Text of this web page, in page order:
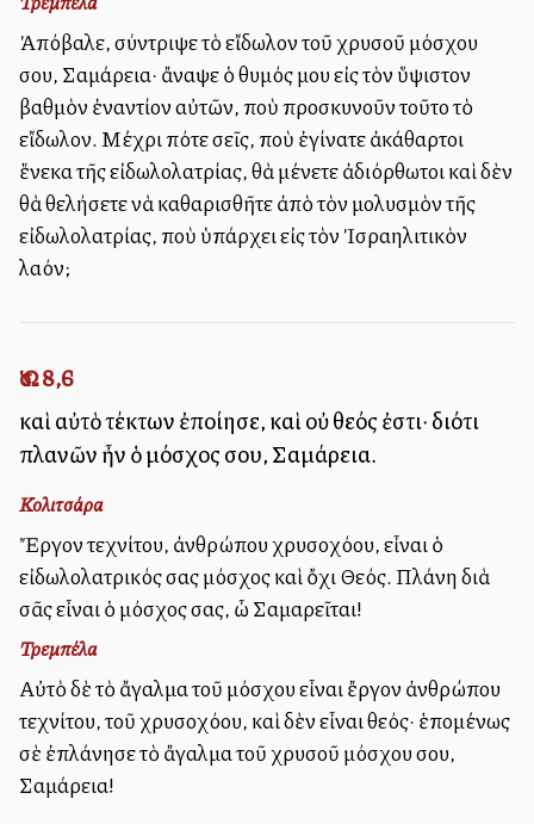
Ἀπόβαλε, σύντριψε τὸ εἴδωλον τοῦ χρυσοῦ μόσχου
σου, Σαμάρεια· ἄναψε ὁ θυμός μου εἰς τὸν ὕψιστον
βαθμὸν ἐναντίον αὐτῶν, ποὺ προσκυνοῦν τοῦτο τὸ
εἴδωλον. Μέχρι πότε σεῖς, ποὺ ἐγίνατε ἀκάθαρτοι
ἕνεκα τῆς εἰδωλολατρίας, θὰ μένετε ἀδιόρθωτοι καὶ δὲν
θὰ θελήσετε νὰ καθαρισθῆτε ἀπὸ τὸν μολυσμὸν τῆς
εἰδωλολατρίας, ποὺ ὑπάρχει εἰς τὸν Ἰσραηλιτικὸν
λαόν;
Ὡσ. 8,6
καὶ αὐτὸ τέκτων ἐποίησε, καὶ οὐ θεός ἐστι· διότι
πλανῶν ἦν ὁ μόσχος σου, Σαμάρεια.
Κολιτσάρα
Ἔργον τεχνίτου, ἀνθρώπου χρυσοχόου, εἶναι ὁ
εἰδωλολατρικός σας μόσχος καὶ ὄχι Θεός. Πλάνη διὰ
σᾶς εἶναι ὁ μόσχος σας, ὦ Σαμαρεῖται!
Τρεμπέλα
Αὐτὸ δὲ τὸ ἄγαλμα τοῦ μόσχου εἶναι ἔργον ἀνθρώπου
τεχνίτου, τοῦ χρυσοχόου, καὶ δὲν εἶναι θεός· ἑπομένως
σὲ ἐπλάνησε τὸ ἄγαλμα τοῦ χρυσοῦ μόσχου σου,
Σαμάρεια!